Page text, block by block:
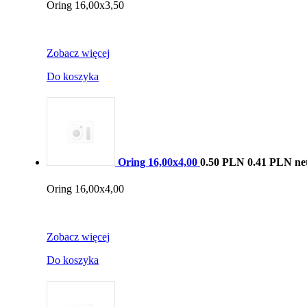
Oring 16,00x3,50
Zobacz więcej
Do koszyka
Oring 16,00x4,00 0.50 PLN 0.41 PLN
Oring 16,00x4,00
Zobacz więcej
Do koszyka